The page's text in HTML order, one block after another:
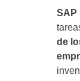
SAP
de